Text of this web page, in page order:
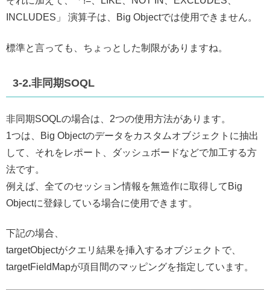
INCLUDES」 演算子は、Big Objectでは使用できません。
標準と言っても、ちょっとした制限がありますね。
3-2.非同期SOQL
非同期SOQLの場合は、2つの使用方法があります。
1つは、Big Objectのデータをカスタムオブジェクトに抽出
して、それをレポート、ダッシュボードなどで加工する方
法です。
例えば、全てのセッション情報を無造作に取得してBig
Objectに登録している場合に使用できます。
下記の場合、
targetObjectがクエリ結果を挿入するオブジェクトで、
targetFieldMapが項目間のマッピングを指定しています。